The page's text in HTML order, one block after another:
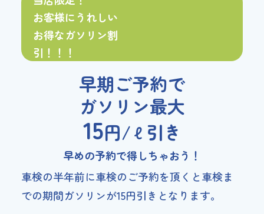
お客様にうれしい
お得なガソリン割
引！！！
早期ご予約で
ガソリン最大
15円/ℓ引き
早めの予約で得しちゃおう！
車検の半年前に車検のご予約を頂くと車検ま
での期間ガソリンが15円引きとなります。